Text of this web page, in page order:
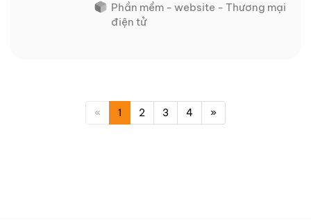
Phần mềm - website - Thương mại
điện tử
« 1 2 3 4 »